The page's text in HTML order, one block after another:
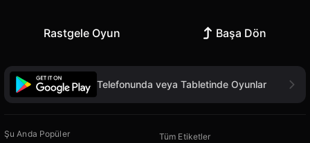
Rastgele Oyun Başa Dön
Telefonunda veya Tabletinde Oyunlar
Şu Anda Popüler
Tüm Etiketler